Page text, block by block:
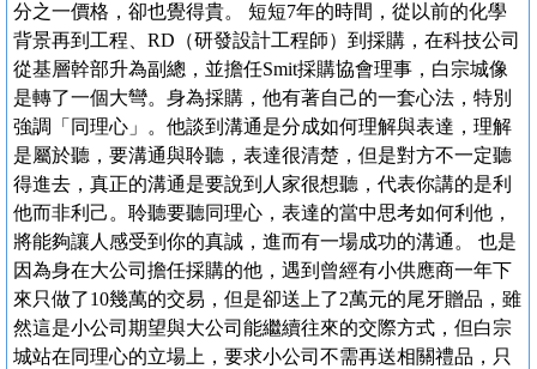
分之一價格，卻也覺得貴。 短短7年的時間，從以前的化學
背景再到工程、RD（研發設計工程師）到採購，在科技公司
從基層幹部升為副總，並擔任Smit採購協會理事，白宗城像
是轉了一個大彎。身為採購，他有著自己的一套心法，特別
強調「同理心」。他談到溝通是分成如何理解與表達，理解
是屬於聽，要溝通與聆聽，表達很清楚，但是對方不一定聽
得進去，真正的溝通是要說到人家很想聽，代表你講的是利
他而非利己。聆聽要聽同理心，表達的當中思考如何利他，
將能夠讓人感受到你的真誠，進而有一場成功的溝通。 也是
因為身在大公司擔任採購的他，遇到曾經有小供應商一年下
來只做了10幾萬的交易，但是卻送上了2萬元的尾牙贈品，雖
然這是小公司期望與大公司能繼續往來的交際方式，但白宗
城站在同理心的立場上，要求小公司不需再送相關禮品，只